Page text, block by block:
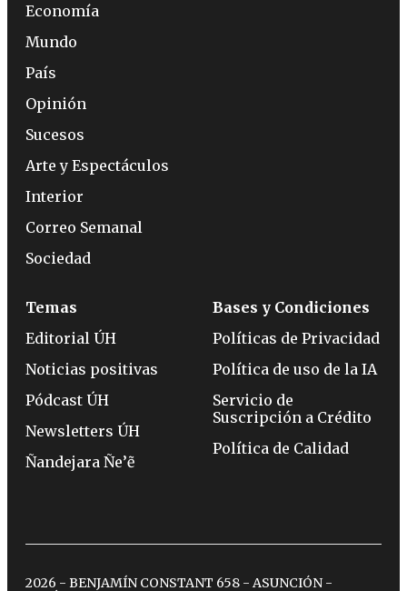
Economía
Mundo
País
Opinión
Sucesos
Arte y Espectáculos
Interior
Correo Semanal
Sociedad
Temas
Editorial ÚH
Noticias positivas
Pódcast ÚH
Newsletters ÚH
Ñandejara Ñe’ẽ
Bases y Condiciones
Políticas de Privacidad
Política de uso de la IA
Servicio de
Suscripción a Crédito
Política de Calidad
2026 - BENJAMÍN CONSTANT 658 - ASUNCIÓN -